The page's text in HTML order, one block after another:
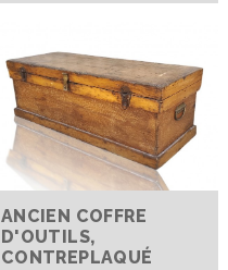
ANCIEN COFFRE
D'OUTILS,
CONTREPLAQUÉ